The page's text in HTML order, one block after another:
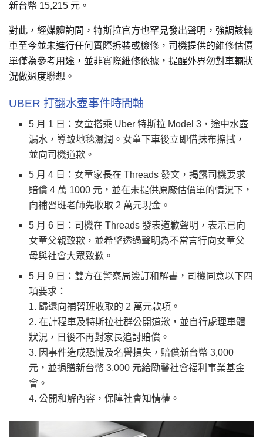
新台幣 15,215 元。
對此，經媒體詢問，特斯拉官方也罕見發出聲明，強調該輛
車至今並未進行任何實際拆裝或檢修，司機提供的維修估價
單僅為參考用途，並非實際維修依據，提醒外界勿對車輛狀
況做過度聯想。
UBER 打翻水壺事件時間軸
5 月 1 日：女童搭乘 Uber 特斯拉 Model 3，途中水壺
漏水，導致地毯濕潤。女童下車後立即借抹布擦拭，
並向司機道歉。
5 月 4 日：女童家長在 Threads 發文，揭露司機要求
賠償 4 萬 1000 元，並在未提供原廠估價單的情況下，
向補習班老師先收取 2 萬元現金。
5 月 6 日：司機在 Threads 發表道歉聲明，表示已向
女童父親致歉，並希望透過聲明為不當言行向女童父
母與社會大眾致歉。
5 月 9 日：雙方在警察局簽訂和解書，司機同意以下四
項要求：
1. 歸還向補習班收取的 2 萬元款項。
2. 在計程車及特斯拉社群公開道歉，並自行處理車體
狀況，日後不再對家長追討賠償。
3. 因事件造成恐慌及名譽損失，賠償新台幣 3,000
元，並捐贈新台幣 3,000 元給勵馨社會福利事業基金
會。
4. 公開和解內容，保障社會知情權。